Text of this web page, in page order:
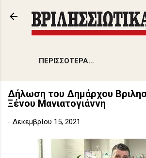
Μετάβαση στο κύριο
ΠΕΡΙΣΣΌΤΕΡΑ…
Δήλωση του Δημάρχου
Ξένου Μανιατογιάννη
- Δεκεμβρίου 15, 2021